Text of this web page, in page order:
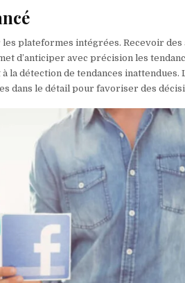
plateformes intégrées. Recevoir des
d’anticiper avec précision les
la détection de tendances inattendues.
dans le détail pour favoriser des